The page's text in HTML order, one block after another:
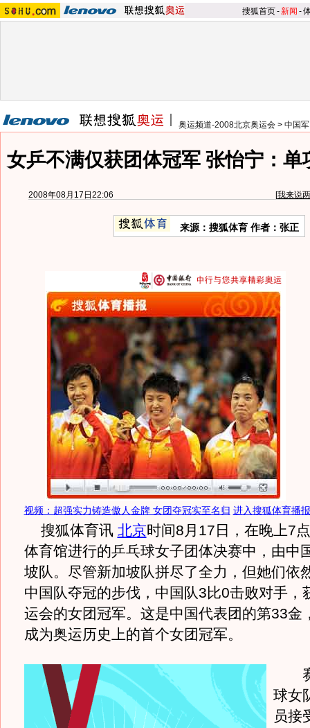
搜狐首页-新闻 -
奥运频道-2008北京奥运会 > 中国
女乒不满仅获团体冠军 张怡宁：单
2008年08月17日22:06 [我来说
来源：搜狐体育 作者：张正
视频：超强实力铸造傲人金牌 女团夺冠实至名归 进入搜狐体育播报
搜狐体育讯 北京时间8月17日，在晚上7
体育馆进行的乒乓球女子团体决赛中，由中
坡队。尽管新加坡队拼尽了全力，但她们依
中国队夺冠的步伐，中国队3比0击败对手，
运会的女团冠军。这是中国代表团的第33金
成为奥运历史上的首个女团冠军。
赛
球女
员接